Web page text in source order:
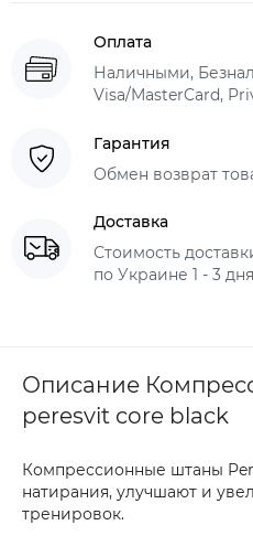
Оплата
Наличными,
Visa/MasterCard,
Гарантия
Обмен возврат
Доставка
Стоимость
по Украине 1 - 3 дня
Описание
peresvit core black
Компрессионные штаны
натирания, улучшают и
тренировок.